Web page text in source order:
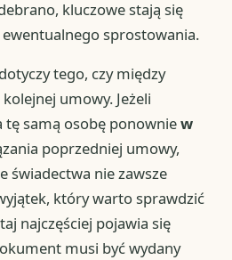
kluczowe stają się
sprostowania.
tego, czy między
umowy. Jeżeli
tę samą osobę ponowniew
poprzedniej umowy,
świadectwa nie zawsze
który warto sprawdzić
najczęściej pojawia się
musi być wydany